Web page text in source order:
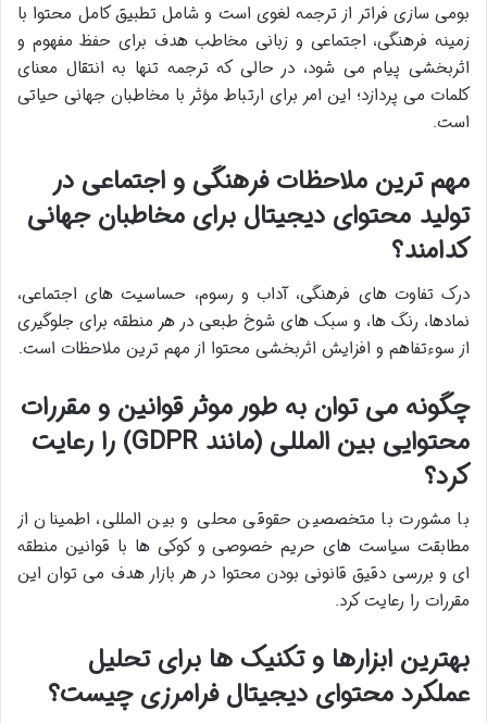
بومی سازی فراتر از ترجمه لغوی است و شامل تطبیق کامل محتوا با
زمینه فرهنگی، اجتماعی و زبانی مخاطب هدف برای حفظ مفهوم و
اثربخشی پیام می شود، در حالی که ترجمه تنها به انتقال معنای
کلمات می پردازد؛ این امر برای ارتباط مؤثر با مخاطبان جهانی حیاتی
است.
مهم ترین ملاحظات فرهنگی و اجتماعی در
تولید محتوای دیجیتال برای مخاطبان جهانی
کدامند؟
درک تفاوت های فرهنگی، آداب و رسوم، حساسیت های اجتماعی،
نمادها، رنگ ها، و سبک های شوخ طبعی در هر منطقه برای جلوگیری
از سوءتفاهم و افزایش اثربخشی محتوا از مهم ترین ملاحظات است.
چگونه می توان به طور موثر قوانین و مقررات
محتوایی بین المللی (مانند GDPR) را رعایت
کرد؟
با مشورت با متخصصین حقوقی محلی و بین المللی، اطمینان از
مطابقت سیاست های حریم خصوصی و کوکی ها با قوانین منطقه
ای و بررسی دقیق قانونی بودن محتوا در هر بازار هدف می توان این
مقررات را رعایت کرد.
بهترین ابزارها و تکنیک ها برای تحلیل
عملکرد محتوای دیجیتال فرامرزی چیست؟